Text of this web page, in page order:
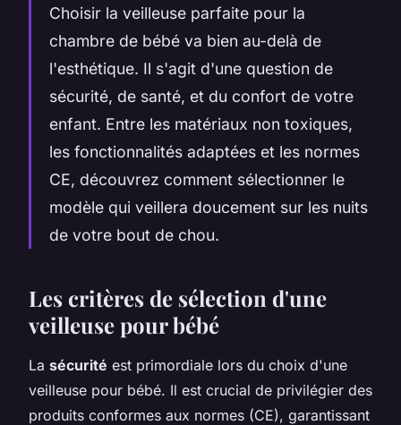
Choisir la veilleuse parfaite pour la
chambre de bébé va bien au-delà de
l'esthétique. Il s'agit d'une question de
sécurité, de santé, et du confort de votre
enfant. Entre les matériaux non toxiques,
les fonctionnalités adaptées et les normes
CE, découvrez comment sélectionner le
modèle qui veillera doucement sur les nuits
de votre bout de chou.
Les critères de sélection d'une
veilleuse pour bébé
La sécurité est primordiale lors du choix d'une
veilleuse pour bébé. Il est crucial de privilégier des
produits conformes aux normes (CE), garantissant